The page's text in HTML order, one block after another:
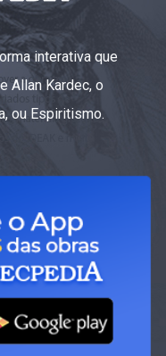
interativa que
Allan Kardec, o
ou Espiritismo.